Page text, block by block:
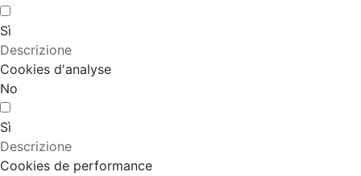
Sì
Descrizione
Cookies d'analyse
No
Sì
Descrizione
Cookies de performance